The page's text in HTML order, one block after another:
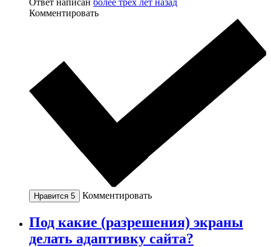
Ответ написан более трёх лет назад
Комментировать
Нравится 5 Комментировать
Под какие (разрешения) экраны
делать адаптивку сайта?